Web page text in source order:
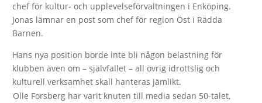
chef för kultur- och upplevelseförvaltningen i Enköping.
Jonas lämnar en post som chef för region Öst i Rädda
Barnen.
Hans nya position borde inte bli någon belastning för
klubben även om – självfallet – all övrig idrottslig och
kulturell verksamhet skall hanteras jämlikt.
Olle Forsberg har varit knuten till media sedan 50-talet,